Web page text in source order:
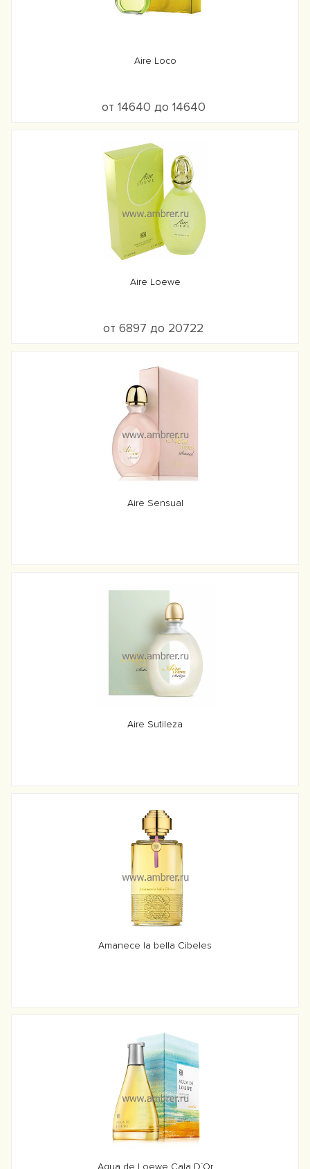
Aire Loco
от 14640 до 14640
Aire Loewe
от 6897 до 20722
Aire Sensual
Aire Sutileza
Amanece la bella Cibeles
Aqua de Loewe Cala D`Or